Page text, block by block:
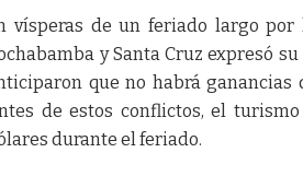
vísperas de un feriado largo
y Santa Cruz expresó
que no habrá
de estos conflictos, el
durante el feriado.